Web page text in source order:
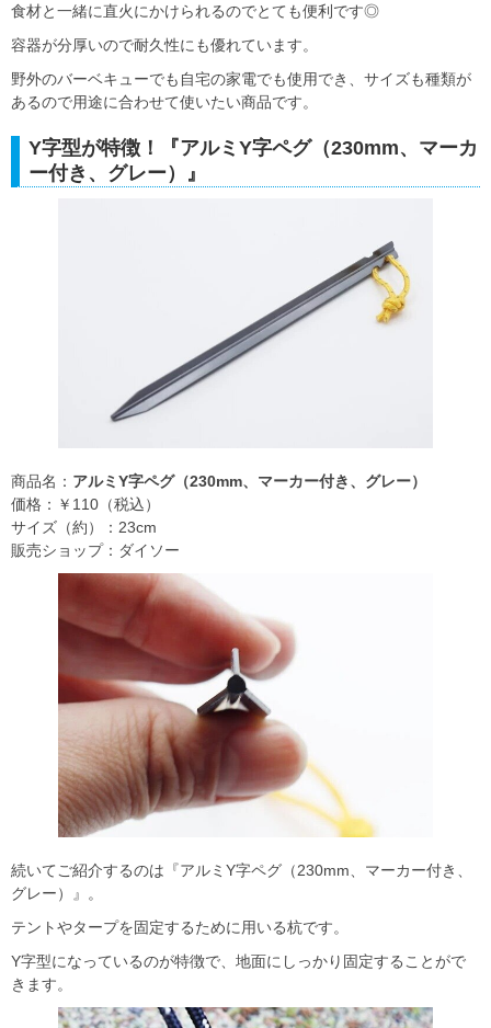
食材と一緒に直火にかけられるのでとても便利です◎
容器が分厚いので耐久性にも優れています。
野外のバーベキューでも自宅の家電でも使用でき、サイズも種類が
あるので用途に合わせて使いたい商品です。
Y字型が特徴！『アルミY字ペグ（230mm、マーカ
ー付き、グレー）』
商品名： アルミY字ペグ（230mm、マーカー付き、グレー）
価格：￥110（税込）
サイズ（約）：23cm
販売ショップ：ダイソー
続いてご紹介するのは『アルミY字ペグ（230mm、マーカー付き、
グレー）』。
テントやタープを固定するために用いる杭です。
Y字型になっているのが特徴で、地面にしっかり固定することがで
きます。